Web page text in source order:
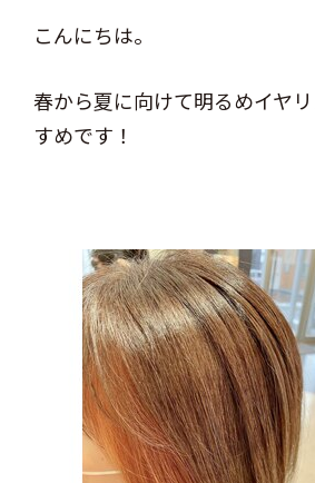
こんにちは。
春から夏に向けて明るめイヤ
すめです！